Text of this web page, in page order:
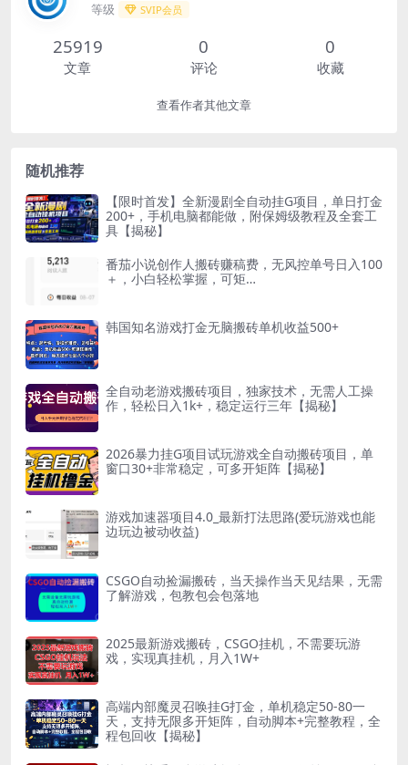
等级 SVIP会员
25919
文章
0
评论
0
收藏
查看作者其他文章
随机推荐
【限时首发】全新漫剧全自动挂G项目，单日打金
200+，手机电脑都能做，附保姆级教程及全套工
具【揭秘】
番茄小说创作人搬砖赚稿费，无风控单号日入100
＋，小白轻松掌握，可矩…
韩国知名游戏打金无脑搬砖单机收益500+
全自动老游戏搬砖项目，独家技术，无需人工操
作，轻松日入1k+，稳定运行三年【揭秘】
2026暴力挂G项目试玩游戏全自动搬砖项目，单
窗口30+非常稳定，可多开矩阵【揭秘】
游戏加速器项目4.0_最新打法思路(爱玩游戏也能
边玩边被动收益)
CSGO自动捡漏搬砖，当天操作当天见结果，无需
了解游戏，包教包会包落地
2025最新游戏搬砖，CSGO挂机，不需要玩游
戏，实现真挂机，月入1W+
高端内部魔灵召唤挂G打金，单机稳定50-80一
天，支持无限多开矩阵，自动脚本+完整教程，全
程包回收【揭秘】